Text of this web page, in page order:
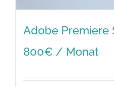
Adobe Premiere
800€ / Monat